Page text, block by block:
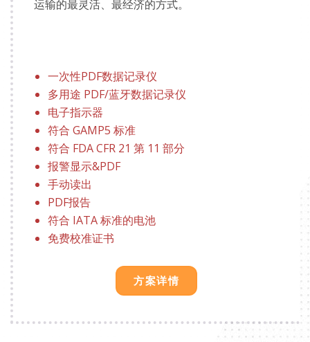
运输的最灵活、最经济的方式。
一次性PDF数据记录仪
多用途 PDF/蓝牙数据记录仪
电子指示器
符合 GAMP5 标准
符合 FDA CFR 21 第 11 部分
报警显示&PDF
手动读出
PDF报告
符合 IATA 标准的电池
免费校准证书
方案详情